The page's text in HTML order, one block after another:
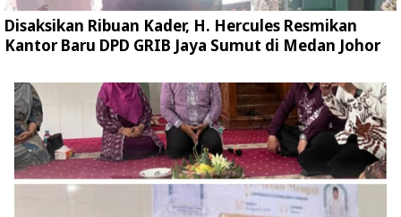
Disaksikan Ribuan Kader, H. Hercules Resmikan
Kantor Baru DPD GRIB Jaya Sumut di Medan Johor